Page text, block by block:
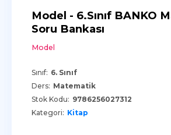
Model - 6.Sınıf BANKO
Soru Bankası
Model
Sınıf: 6. Sınıf
Ders: Matematik
Stok Kodu: 9786256027312
Kategori: Kitap